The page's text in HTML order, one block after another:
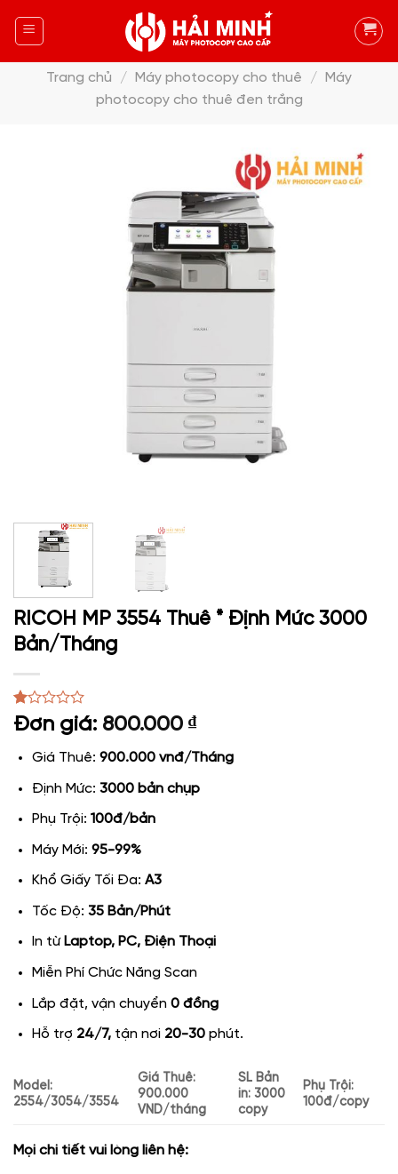
Trang chủ
/ Máy photocopy cho thuê /
Máy
photocopy cho thuê đen trắng
RICOH MP 3554 Thuê * Định Mức 3000
Bản/Tháng
1.00
trên
dựa
1
đánh
Đơn giá: 800.000 ₫
Giá Thuê: 900.000 vnđ/Tháng
Định Mức: 3000 bản chụp
Phụ Trội: 100đ/bản
Máy Mới: 95-99%
Khổ Giấy Tối Đa: A3
Tốc Độ: 35 Bản/Phút
In từLaptop, PC, Điện Thoại
Miễn Phí Chức Năng Scan
Lắp đặt, vận chuyển 0 đồng
Hỗ trợ 24/7, tận nơi 20-30phút.
Model:
2554/3054/3554
Giá Thuê:
900.000
VND/tháng
SL Bản
in: 3000
copy
Phụ Trội:
100đ/copy
Mọi chi tiết vui lòng liên hệ: